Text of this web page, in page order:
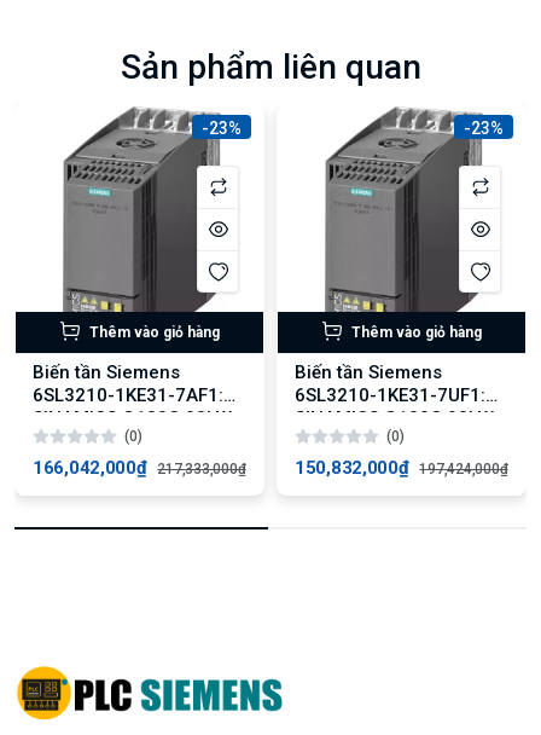
Sản phẩm liên quan
-23%
Thêm vào giỏ hàng
Biến tần Siemens
6SL3210-1KE31-7AF1:
SINAMICS G120C 90kW,
150% Overload,
PROFINET
(0)
166,042,000₫ 217,333,000₫
-23%
Thêm vào giỏ hàng
Biến tần Siemens
6SL3210-1KE31-7UF1:
SINAMICS G120C 90kW
với Tải Quá Tải 150%
(0)
150,832,000₫ 197,424,000₫